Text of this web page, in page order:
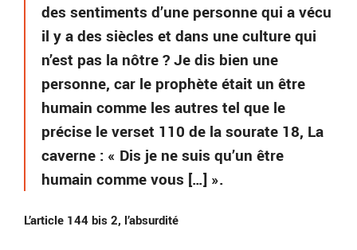
des sentiments d’une personne qui a vécu
il y a des siècles et dans une culture qui
n’est pas la nôtre ? Je dis bien une
personne, car le prophète était un être
humain comme les autres tel que le
précise le verset 110 de la sourate 18, La
caverne : « Dis je ne suis qu’un être
humain comme vous […] ».
L’article 144 bis 2, l’absurdité